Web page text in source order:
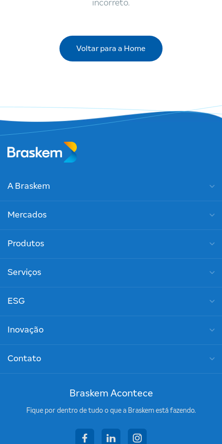
incorreto.
Voltar para a Home
A Braskem
Mercados
Produtos
Serviços
ESG
Inovação
Contato
Braskem Acontece
Fique por dentro de tudo o que a Braskem está fazendo.
facebooklinkedininstagram